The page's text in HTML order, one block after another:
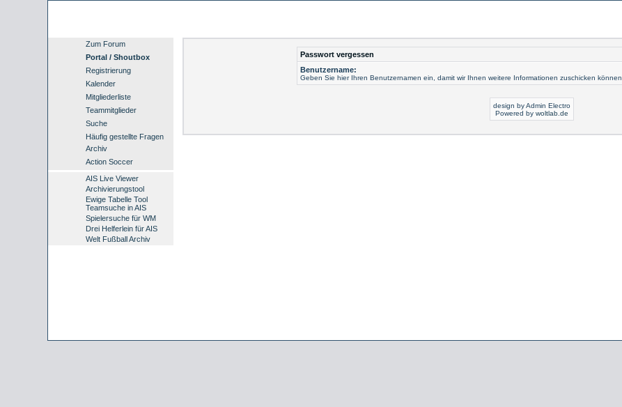
Zum Forum
Portal / Shoutbox
Registrierung
Kalender
Mitgliederliste
Teammitglieder
Suche
Häufig gestellte Fragen
Archiv
Action Soccer
AIS Live Viewer
Archivierungstool
Ewige Tabelle Tool
Teamsuche in AIS
Spielersuche für WM
Drei Helferlein für AIS
Welt Fußball Archiv
Passwort vergessen
Benutzername:
Geben Sie hier Ihren Benutzernamen ein, damit wir Ihnen weitere Informationen zuschicken können.
design by Admin Electro
Powered by woltlab.de